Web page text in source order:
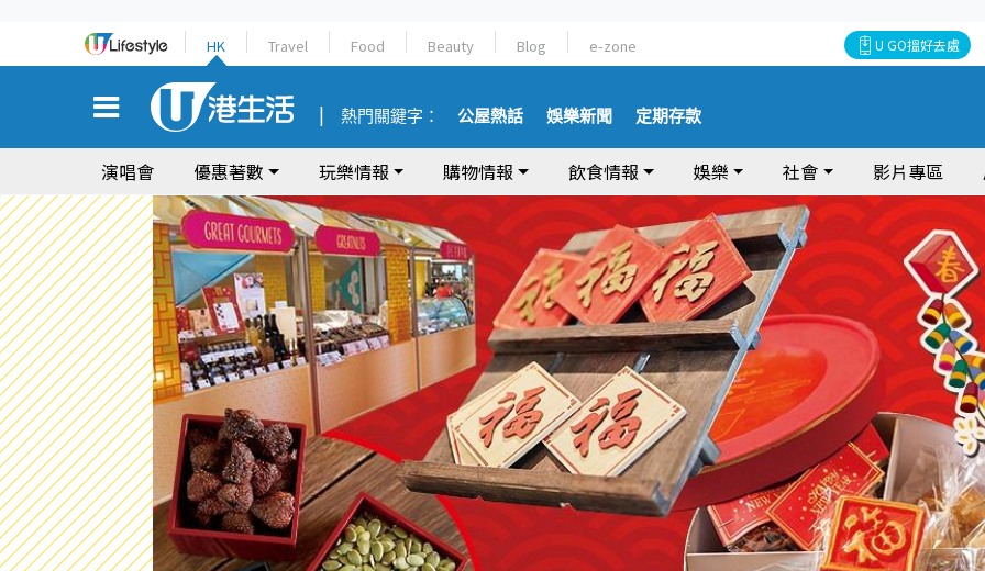
HK Travel Food Beauty Blog e-zone U GO搵好去處
熱門關鍵字： 公屋熱話 娛樂新聞 定期存款
演唱會 優惠著數 玩樂情報 購物情報 飲食情報 娛樂 社會 影片專區